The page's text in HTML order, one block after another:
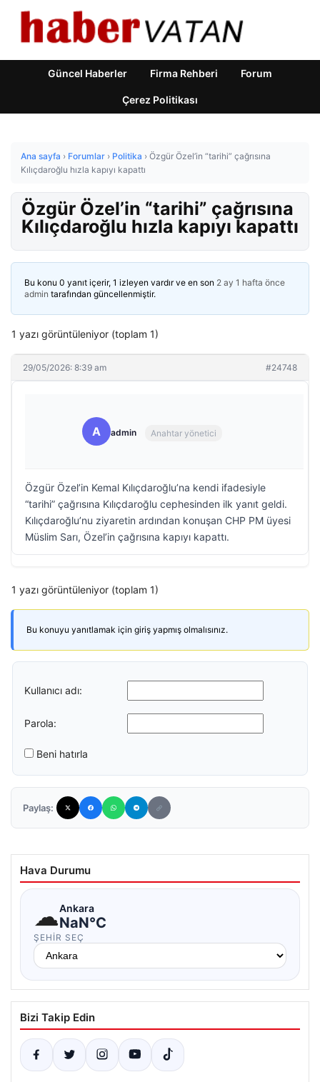
Güncel Haberler Firma Rehberi Forum
Çerez Politikası
Ana sayfa › Forumlar › Politika › Özgür Özel’in “tarihi” çağrısına
Kılıçdaroğlu hızla kapıyı kapattı
Özgür Özel’in “tarihi” çağrısına
Kılıçdaroğlu hızla kapıyı kapattı
Bu konu 0 yanıt içerir, 1 izleyen vardır ve en son 2 ay 1 hafta önce
admin tarafından güncellenmiştir.
1 yazı görüntüleniyor (toplam 1)
29/05/2026: 8:39 am #24748
A admin Anahtar yönetici
Özgür Özel’in Kemal Kılıçdaroğlu’na kendi ifadesiyle
“tarihi” çağrısına Kılıçdaroğlu cephesinden ilk yanıt geldi.
Kılıçdaroğlu’nu ziyaretin ardından konuşan CHP PM üyesi
Müslim Sarı, Özel’in çağrısına kapıyı kapattı.
1 yazı görüntüleniyor (toplam 1)
Bu konuyu yanıtlamak için giriş yapmış olmalısınız.
Kullanıcı adı:
Parola:
Beni hatırla
Paylaş:
Hava Durumu
☁Ankara
NaN°C
ŞEHIR SEÇ
Bizi Takip Edin